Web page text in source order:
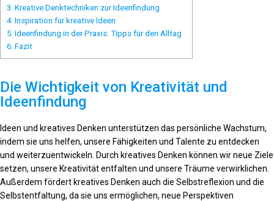
3. Kreative Denktechniken zur Ideenfindung
4. Inspiration für kreative Ideen
5. Ideenfindung in der Praxis: Tipps für den Alltag
6. Fazit
Die Wichtigkeit von Kreativität und
Ideenfindung
Ideen und kreatives Denken unterstützen das persönliche Wachstum,
indem sie uns helfen, unsere Fähigkeiten und Talente zu entdecken
und weiterzuentwickeln. Durch kreatives Denken können wir neue Ziele
setzen, unsere Kreativität entfalten und unsere Träume verwirklichen.
Außerdem fördert kreatives Denken auch die Selbstreflexion und die
Selbstentfaltung, da sie uns ermöglichen, neue Perspektiven